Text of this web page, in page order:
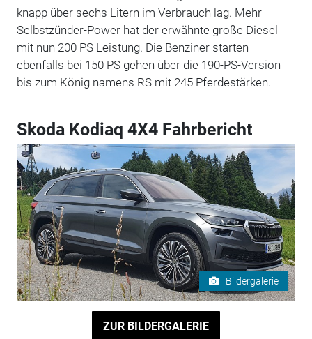
knapp über sechs Litern im Verbrauch lag. Mehr
Selbstzünder-Power hat der erwähnte große Diesel
mit nun 200 PS Leistung. Die Benziner starten
ebenfalls bei 150 PS gehen über die 190-PS-Version
bis zum König namens RS mit 245 Pferdestärken.
Skoda Kodiaq 4X4 Fahrbericht
Bildergalerie
ZUR BILDERGALERIE